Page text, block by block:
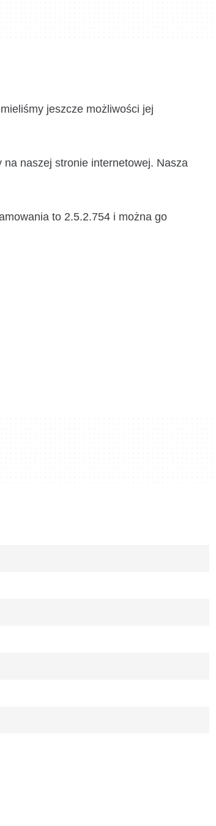
jeszcze możliwości jej
naszej stronie internetowej. Nasza
to 2.5.2.754 i można go